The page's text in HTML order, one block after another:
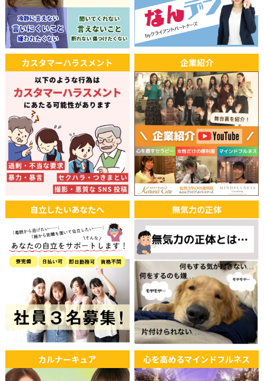
カスタマーハラスメント 企業紹介
自立したいあなたへ 無気力の正体
カルナーキュア 心を高めるマインドフルネス